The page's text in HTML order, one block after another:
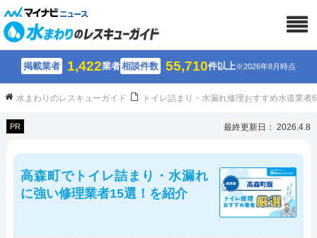
掲載業者 1,422業者相談件数 55,710件以上※2026年8月時点
水まわりのレスキューガイド トイレ詰まり・水漏れ修理おすすめ水道業
PR 最終更新日： 2026.4.8
高森町でトイレ詰まり・水漏れ
に強い修理業者15選！を紹介